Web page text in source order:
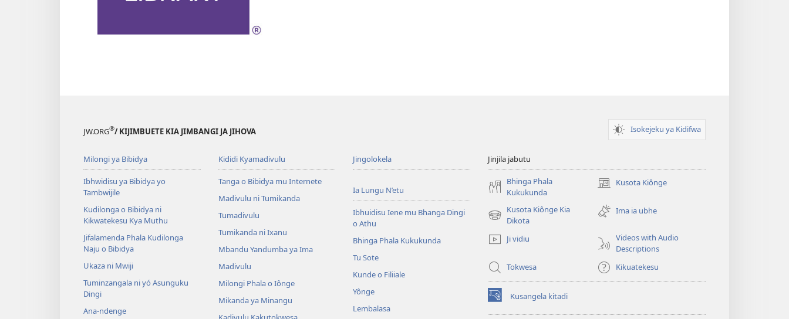
JW.ORG®/ KIJIMBUETE KIA JIMBANGI JA JIHOVA Isokejeku ya Kidifwa
Milongi ya Bibidya
Ibhwidisu ya Bibidya yo
Tambwijile
Kudilonga o Bibidya ni
Kikwatekesu Kya Muthu
Jifalamenda Phala Kudilonga
Naju o Bibidya
Ukaza ni Mwiji
Tuminzangala ni yó Asunguku
Dingi
Ana-ndenge
Kididi Kyamadivulu
Tanga o Bibidya mu Internete
Madivulu ni Tumikanda
Tumadivulu
Tumikanda ni Ixanu
Mbandu Yandumba ya Ima
Madivulu
Milongi Phala o Iônge
Mikanda ya Minangu
Jingolokela
Ia Lungu N’etu
Ibhuidisu Iene mu Bhanga Dingi
o Athu
Bhinga Phala Kukukunda
Tu Sote
Kunde o Filiiale
Yônge
Lembalasa
Jinjila jabutu
Bhinga Phala
Kukukunda
Kusota Kiônge
(opens
window)
Kusota Kiônge Kia
Dikota
(opens
window)
Ima ia ubhe
Ji vidiu
Videos with Audio
Descriptions
Tokwesa
Kikuatekesu
Kusangela kitadi
(opens
new